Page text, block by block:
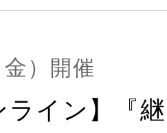
金） 開催
ライン】『